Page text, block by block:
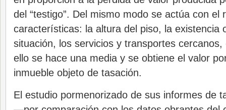
del “testigo”. Del mismo modo se actúa con el
características: la altura del piso, la existencia
situación, los servicios y transportes
ello se hace una media y se obtiene el valor
inmueble objeto de tasación.
El estudio pormenorizado de sus informes de